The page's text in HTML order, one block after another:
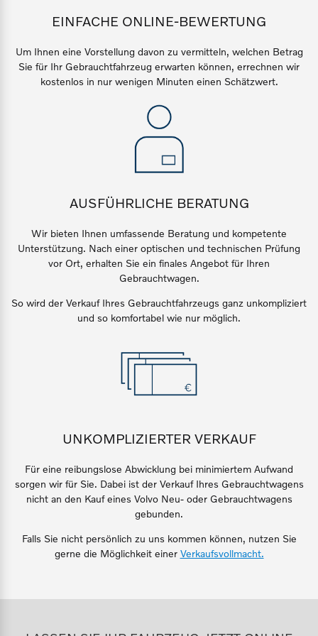
Fahrzeug konfigurieren
Sofort verfügbare Fahrzeuge
Volvo Selekt
Gebrauchtwagen
Jetzt kennenlernen
Mehr erfahren
Vielzahl von Original
Volvo Winter- und
Sommer Kompletträder.
Bitte sprechen Sie uns
Mehr erfahren
Frühjahrscheck
saisonalen Angebote.
Mehr erfahren
EINFACHE ONLINE-BEWERTUNG
Um Ihnen eine Vorstellung davon zu vermitteln, welchen Betrag
Sie für Ihr Gebrauchtfahrzeug erwarten können, errechnen wir
kostenlos in nur wenigen Minuten einen Schätzwert.
AUSFÜHRLICHE BERATUNG
Wir bieten Ihnen umfassende Beratung und kompetente
Unterstützung. Nach einer optischen und technischen Prüfung
vor Ort, erhalten Sie ein finales Angebot für Ihren
Gebrauchtwagen.
So wird der Verkauf Ihres Gebrauchtfahrzeugs ganz unkompliziert
und so komfortabel wie nur möglich.
UNKOMPLIZIERTER VERKAUF
Für eine reibungslose Abwicklung bei minimiertem Aufwand
sorgen wir für Sie. Dabei ist der Verkauf Ihres Gebrauchtwagens
nicht an den Kauf eines Volvo Neu- oder Gebrauchtwagens
gebunden.
Falls Sie nicht persönlich zu uns kommen können, nutzen Sie
gerne die Möglichkeit einer Verkaufsvollmacht.